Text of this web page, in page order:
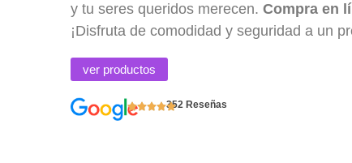
y tu seres queridos merecen. Compra en
¡Disfruta de comodidad y seguridad a un
ver productos
352 Reseñas